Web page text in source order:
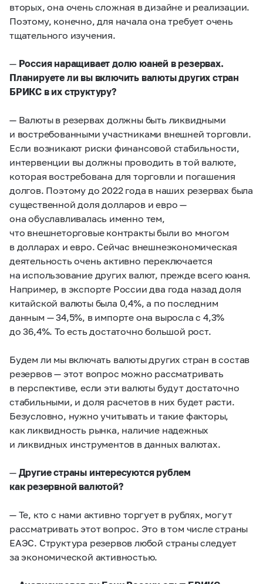
вторых, она очень сложная в дизайне и реализации.
Поэтому, конечно, для начала она требует очень
тщательного изучения.
— Россия наращивает долю юаней в резервах.
Планируете ли вы включить валюты других стран
БРИКС в их структуру?
— Валюты в резервах должны быть ликвидными
и востребованными участниками внешней торговли.
Если возникают риски финансовой стабильности,
интервенции вы должны проводить в той валюте,
которая востребована для торговли и погашения
долгов. Поэтому до 2022 года в наших резервах была
существенной доля долларов и евро —
она обуславливалась именно тем,
что внешнеторговые контракты были во многом
в долларах и евро. Сейчас внешнеэкономическая
деятельность очень активно переключается
на использование других валют, прежде всего юаня.
Например, в экспорте России два года назад доля
китайской валюты была 0,4%, а по последним
данным — 34,5%, в импорте она выросла с 4,3%
до 36,4%. То есть достаточно большой рост.
Будем ли мы включать валюты других стран в состав
резервов — этот вопрос можно рассматривать
в перспективе, если эти валюты будут достаточно
стабильными, и доля расчетов в них будет расти.
Безусловно, нужно учитывать и такие факторы,
как ликвидность рынка, наличие надежных
и ликвидных инструментов в данных валютах.
— Другие страны интересуются рублем
как резервной валютой?
— Те, кто с нами активно торгует в рублях, могут
рассматривать этот вопрос. Это в том числе страны
ЕАЭС. Структура резервов любой страны следует
за экономической активностью.